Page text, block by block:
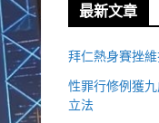
最新文章
拜仁熱身賽挫
性罪行修例獲
立法